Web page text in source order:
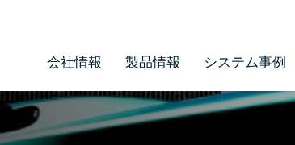
会社情報 製品情報 システム事例